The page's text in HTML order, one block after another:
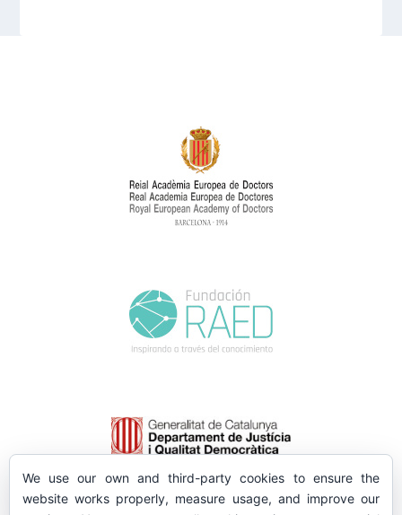
We use our own and third-party cookies to ensure the
website works properly, measure usage, and improve our